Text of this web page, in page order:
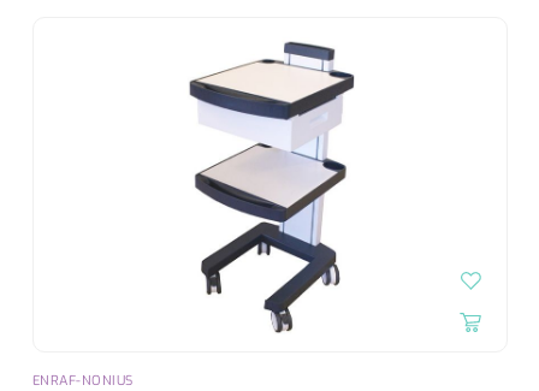
ENRAF-NONIUS